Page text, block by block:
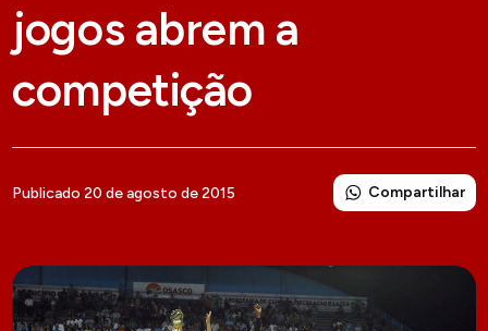
jogos abrem a
competição
Publicado 20 de agosto de 2015 Compartilhar